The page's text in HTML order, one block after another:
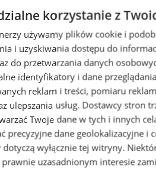
korzystanie z
używamy plików cookie i
i uzyskiwania dostępu do
do przetwarzania danych
identyfikatory i dane
reklam i treści, pomiaru
ulepszania usług. Dostawcy stron
Twoje dane w tych i innych
precyzyjne dane geolokalizacyjne i
wyłącznie tej witryny.
uzasadnionym interesie